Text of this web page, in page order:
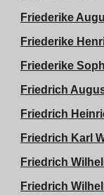
Friederike
Friederike
Friederike
Friedrich
Friedrich
Friedrich Karl
Friedrich
Friedrich